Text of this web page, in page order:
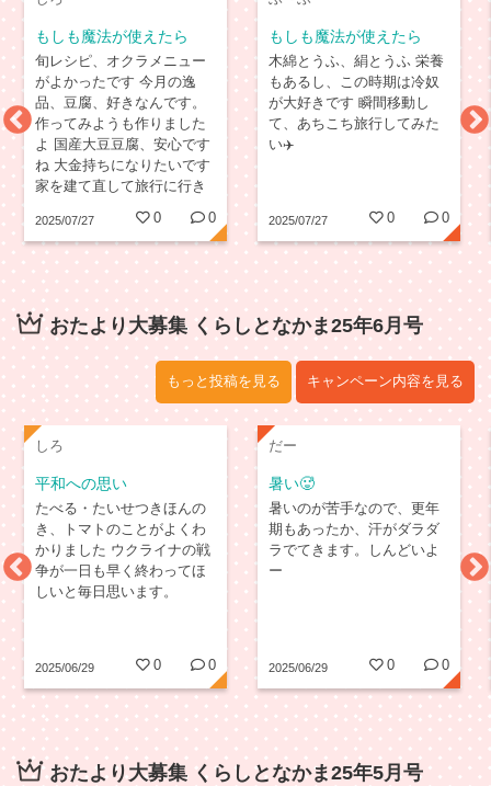
もしも魔法が使えたら
旬レシピ、オクラメニュー
がよかったです 今月の逸
品、豆腐、好きなんです。
作ってみようも作りました
よ 国産大豆豆腐、安心です
ね 大金持ちになりたいです
家を建て直して旅行に行き
寄付したい
2025/07/27 0 0
もしも魔法が使えたら
木綿とうふ、絹とうふ 栄養
もあるし、この時期は冷奴
が大好きです 瞬間移動し
て、あちこち旅行してみた
い✈️
2025/07/27 0 0
おたより大募集 くらしとなかま25年6月号
もっと投稿を見る キャンペーン内容を見る
しろ
平和への思い
たべる・たいせつきほんの
き、トマトのことがよくわ
かりました ウクライナの戦
争が一日も早く終わってほ
しいと毎日思います。
2025/06/29 0 0
だー
暑い🥵
暑いのが苦手なので、更年
期もあったか、汗がダラダ
ラでてきます。しんどいよ
ー
2025/06/29 0 0
おたより大募集 くらしとなかま25年5月号